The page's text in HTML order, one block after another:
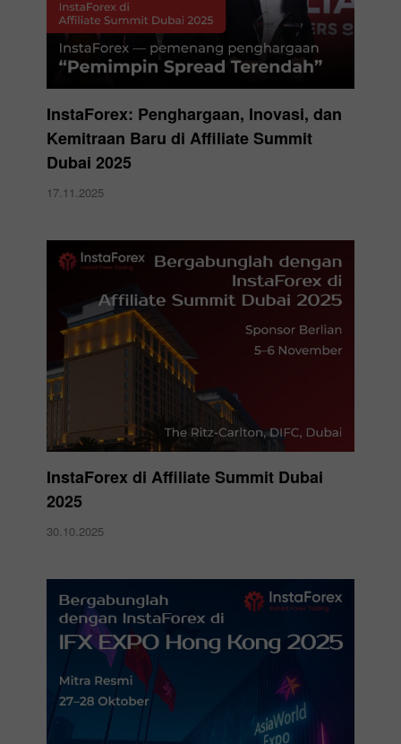
InstaForex: Penghargaan, Inovasi, dan
Kemitraan Baru di Affiliate Summit
Dubai 2025
17.11.2025
InstaForex di Affiliate Summit Dubai
2025
30.10.2025